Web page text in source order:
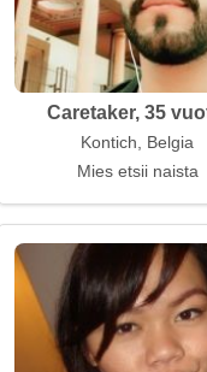
Caretaker, 35
Kontich, Belgia
Mies etsii naista